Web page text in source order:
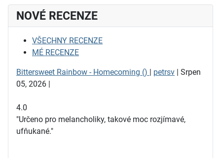
NOVÉ RECENZE
VŠECHNY RECENZE
MÉ RECENZE
Bittersweet Rainbow - Homecoming () | petrsv | Srpen
05, 2026 |
4.0
"Určeno pro melancholiky, takové moc rozjímavé,
ufňukané."